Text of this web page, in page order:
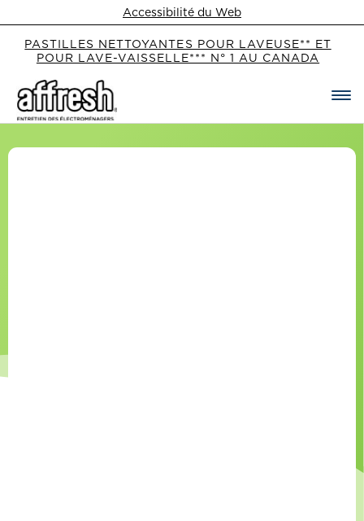
PASTILLES NETTOYANTES POUR LAVEUSE** ET
POUR LAVE-VAISSELLE*** N° 1 AU CANADA
Accessibilité du Web